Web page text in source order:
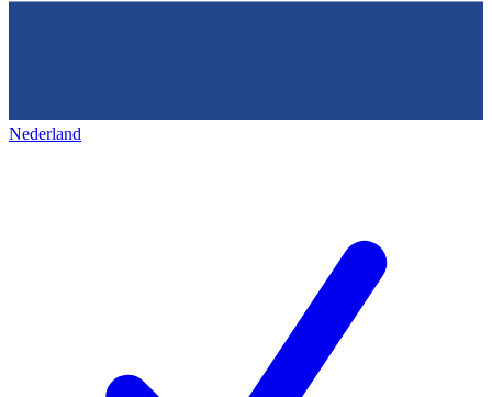
Nederland